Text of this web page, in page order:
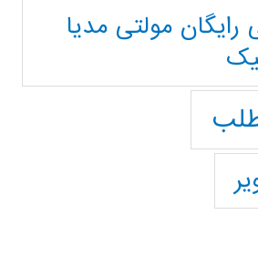
رایگان مولتی مدیا